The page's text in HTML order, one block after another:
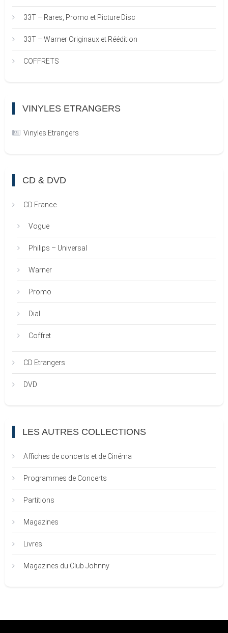
33T – Rares, Promo et Picture Disc
33T – Warner Originaux et Réédition
COFFRETS
VINYLES ETRANGERS
Vinyles Etrangers
CD & DVD
CD France
Vogue
Philips – Universal
Warner
Promo
Dial
Coffret
CD Etrangers
DVD
LES AUTRES COLLECTIONS
Affiches de concerts et de Cinéma
Programmes de Concerts
Partitions
Magazines
Livres
Magazines du Club Johnny